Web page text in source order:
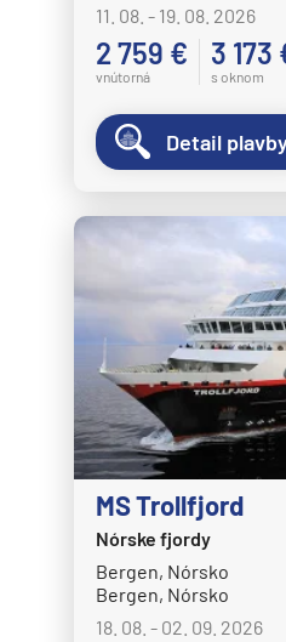
11. 08. - 19. 08. 2026
2 759 €
vnútorná
3 173
s oknom
Detail
MS Trollfjord
Nórske fjordy
Bergen, Nórsko
Bergen, Nórsko
18. 08. - 02. 09. 2026